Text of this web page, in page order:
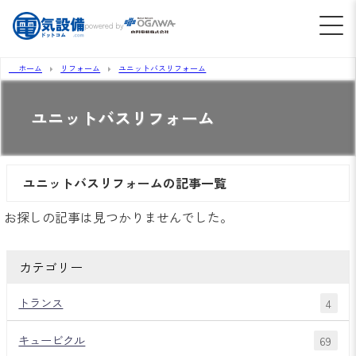
powered by
ホーム リフォーム ユニットバスリフォーム
ユニットバスリフォーム
ユニットバスリフォームの記事一覧
お探しの記事は見つかりませんでした。
カテゴリー
トランス 4
キュービクル 69